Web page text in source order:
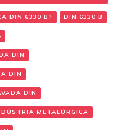
DIN 6330 B? DIN 6330 B
DIN
DIN
DIN
METALÚRGICA